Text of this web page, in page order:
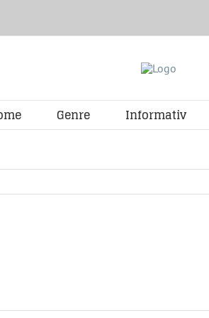
Genre Informativ